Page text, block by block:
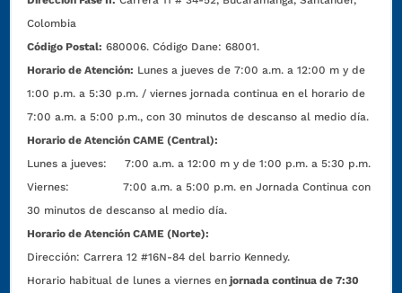
Colombia
Código Postal: 680006. Código Dane: 68001.
Horario de Atención: Lunes a jueves de 7:00 a.m. a 12:00 m y de
1:00 p.m. a 5:30 p.m. / viernes jornada continua en el horario de
7:00 a.m. a 5:00 p.m., con 30 minutos de descanso al medio día.
Horario de Atención CAME (Central):
Lunes a jueves: 7:00 a.m. a 12:00 m y de 1:00 p.m. a 5:30 p.m.
Viernes: 7:00 a.m. a 5:00 p.m. en Jornada Continua con
30 minutos de descanso al medio día.
Horario de Atención CAME (Norte):
Dirección:Carrera 12 #16N-84 del barrio Kennedy.
Horario habitual de lunes a viernes en jornada continua de 7:30